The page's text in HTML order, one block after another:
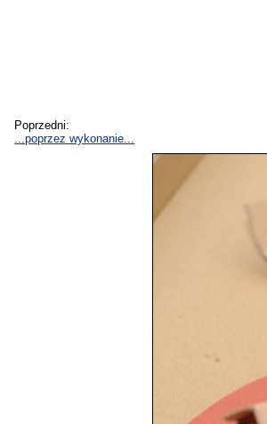
Poprzedni:
...poprzez wykonanie...